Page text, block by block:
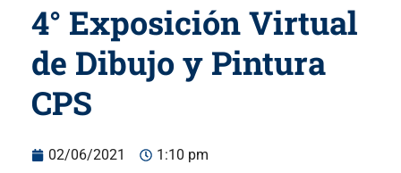
4° Exposición Virtual
de Dibujo y Pintura
CPS
02/06/2021
1:10 pm